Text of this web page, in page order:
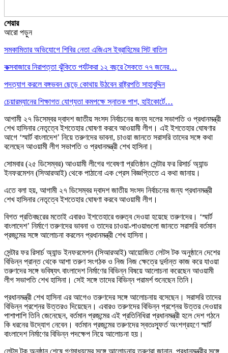
শেয়ার
আরো পড়ুন
সমকামিতার অভিযোগে শিবির নেতা এজিএস ইব্রাহিমের সিট বাতিল
কক্সবাজারে নিরাপত্তা ঝুঁকিতে পর্যটকরা ১২ বছরে সৈকতে ৭৭ জনের…
পদত্যাগ করলে বঙ্গভবন ছেড়ে কোথায় উঠবেন রাষ্ট্রপতি সাহাবুদ্দিন
চেয়ারম্যানের শিক্ষাগত যোগ্যতা কমপক্ষে স্নাতক পাশ, হাইকোর্টে…
আগামী ২৭ ডিসেম্বর দ্বাদশ জাতীয় সংসদ নির্বাচনের জন্য দলের সভাপতি ও প্রধানমন্ত্রী
শেখ হাসিনার নেতৃত্বে ইশতেহার ঘোষণা করবে আওয়ামী লীগ। এই ইশতেহার ঘোষণার
আগে ‘স্মার্ট বাংলাদেশ’ নিয়ে তরুণদের ভাবনা, চাওয়া জানতে সরাসরি তাদের সঙ্গে কথা
বলেছেন আওয়ামী লীগ সভাপতি ও প্রধানমন্ত্রী শেখ হাসিনা।
সোমবার (২৫ ডিসেম্বর) আওয়ামী লীগের গবেষণা প্রতিষ্ঠান সেন্টার ফর রিসার্চ অ্যান্ড
ইনফরমেশন (সিআরআই) থেকে পাঠানো এক প্রেস বিজ্ঞপ্তিতে এ কথা জানায়।
এতে বলা হয়, আগামী ২৭ ডিসেম্বর দ্বাদশ জাতীয় সংসদ নির্বাচনের জন্য প্রধানমন্ত্রী
শেখ হাসিনার নেতৃত্বে ইশতেহার ঘোষণা করবে আওয়ামী লীগ।
বিগত প্রতিবছরের মতোই এবারও ইশতেহারে গুরুত্ব দেওয়া হয়েছে তরুণদের। ‘স্মার্ট
বাংলাদেশ’ নির্মাণে তরুণদের ভাবনা ও তাদের চাওয়া-পাওয়াগুলো জানতে সরাসরি বর্তমান
প্রজন্মের সঙ্গে আলোচনা করলেন প্রধানমন্ত্রী শেখ হাসিনা।
সেন্টার ফর রিসার্চ অ্যান্ড ইনফরমেশন (সিআরআই) আয়োজিত লেটস টক অনুষ্ঠানে দেশের
বিভিন্ন প্রান্ত থেকে আশা তরুণ সংগঠক ও নিজ নিজ ক্ষেত্রে দুর্দান্ত কাজ করে যাওয়া
তরুণদের সঙ্গে ভবিষ্যৎ বাংলাদেশ নির্মাণের বিভিন্ন বিষয়ে আলোচনা করেছেন আওয়ামী
লীগ সভাপতি শেখ হাসিনা। সেই সঙ্গে তাদের বিভিন্ন পরামর্শ শুনেছেন তিনি।
প্রধানমন্ত্রী শেখ হাসিনা এর আগেও তরুণদের সঙ্গে আলোচনায় বসেছেন। সরাসরি তাদের
বিভিন্ন প্রশ্নের উত্তরও দিয়েছেন। এবারও তরুণদের বিভিন্ন প্রশ্নের উত্তর দেওয়ার
পাশাপাশি তিনি জেনেছেন, বর্তমান প্রজন্মের এই প্রতিনিধিরা প্রধানমন্ত্রী হলে দেশ গঠনে
কি ধরনের উদ্যোগ নেবেন। বর্তমান প্রজন্মের তরুণদের স্বতঃস্ফূর্ত অংশগ্রহণে স্মার্ট
বাংলাদেশ নির্মাণের বিভিন্ন পদক্ষেপ নিয়ে আলোচনা হয়।
লেটস টক অনুষ্ঠান শেষে গণমাধ্যমের সঙ্গে আলোচনায় তরুণরা জানান, প্রধানমন্ত্রীর সঙ্গে